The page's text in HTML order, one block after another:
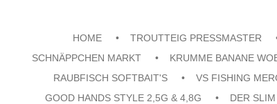
HOME TROUTTEIG PRESSMASTER
SCHNÄPPCHEN MARKT
KRUMME BANANE
RAUBFISCH SOFTBAIT'S
VS FISHING
GOOD HANDS STYLE 2,5G & 4,8G
DER